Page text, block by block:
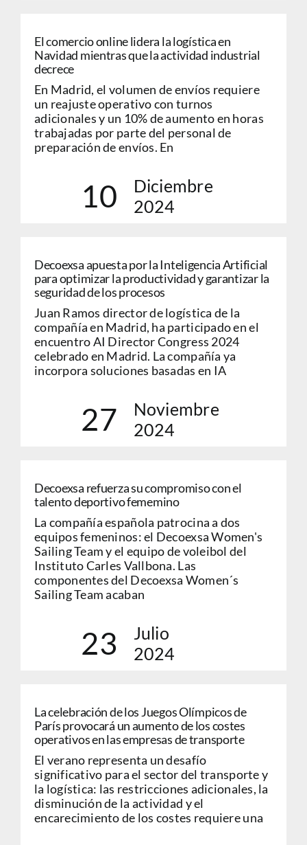
El comercio online lidera la logística en
Navidad mientras que la actividad industrial
decrece
En Madrid, el volumen de envíos requiere
un reajuste operativo con turnos
adicionales y un 10% de aumento en horas
trabajadas por parte del personal de
preparación de envíos. En
10
Diciembre
2024
Decoexsa apuesta por la Inteligencia Artificial
para optimizar la productividad y garantizar la
seguridad de los procesos
Juan Ramos director de logística de la
compañía en Madrid, ha participado en el
encuentro AI Director Congress 2024
celebrado en Madrid. La compañía ya
incorpora soluciones basadas en IA
27
Noviembre
2024
Decoexsa refuerza su compromiso con el
talento deportivo fememino
La compañía española patrocina a dos
equipos femeninos: el Decoexsa Women's
Sailing Team y el equipo de voleibol del
Instituto Carles Vallbona. Las
componentes del Decoexsa Women´s
Sailing Team acaban
23
Julio
2024
La celebración de los Juegos Olímpicos de
París provocará un aumento de los costes
operativos en las empresas de transporte
El verano representa un desafío
significativo para el sector del transporte y
la logística: las restricciones adicionales, la
disminución de la actividad y el
encarecimiento de los costes requiere una